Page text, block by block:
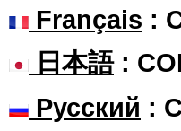
Français :
日本語:
Русский :